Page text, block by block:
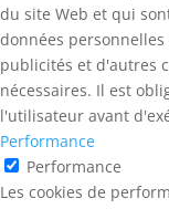
du site Web et qui
données
publicités et d'autres
nécessaires. Il est
l'utilisateur avant
Performance
Performance
Les cookies de